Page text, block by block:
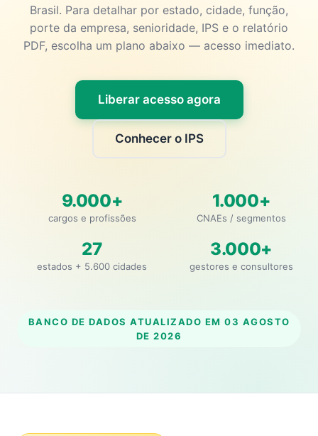
Brasil. Para detalhar por estado, cidade, função,
porte da empresa, senioridade, IPS e o relatório
PDF, escolha um plano abaixo — acesso imediato.
Liberar acesso agora
Conhecer o IPS
9.000+
cargos e profissões
1.000+
CNAEs / segmentos
27
estados + 5.600 cidades
3.000+
gestores e consultores
BANCO DE DADOS ATUALIZADO EM 03 AGOSTO
DE 2026